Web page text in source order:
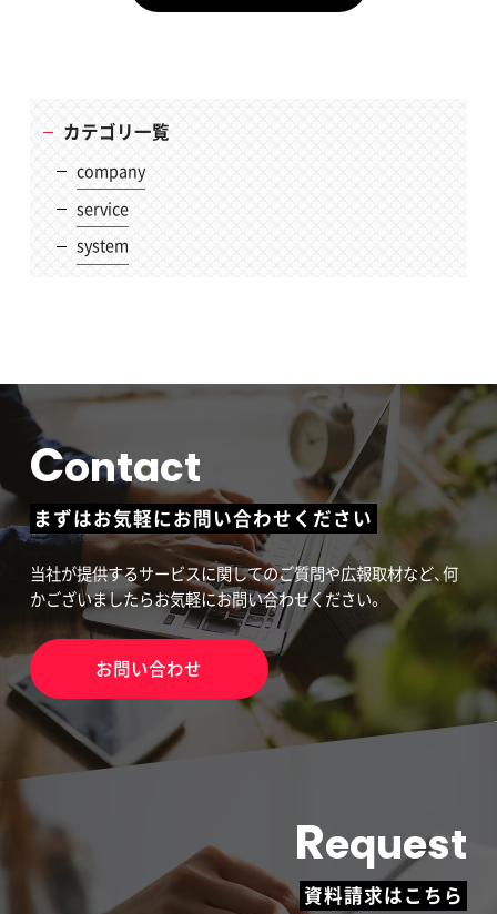
カテゴリ一覧
company
service
system
Contact
まずはお気軽にお問い合わせください
当社が提供するサービスに関してのご質問や広報取材など、何
かございましたらお気軽にお問い合わせください。
お問い合わせ
Request
資料請求はこちら